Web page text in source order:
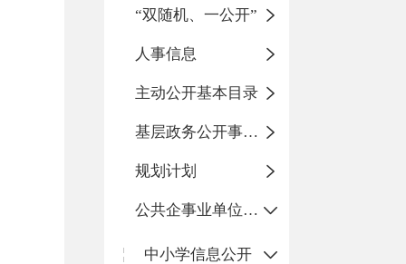
“双随机、一公开”
人事信息
主动公开基本目录
基层政务公开事项标准目录
规划计划
公共企事业单位信息公开
中小学信息公开